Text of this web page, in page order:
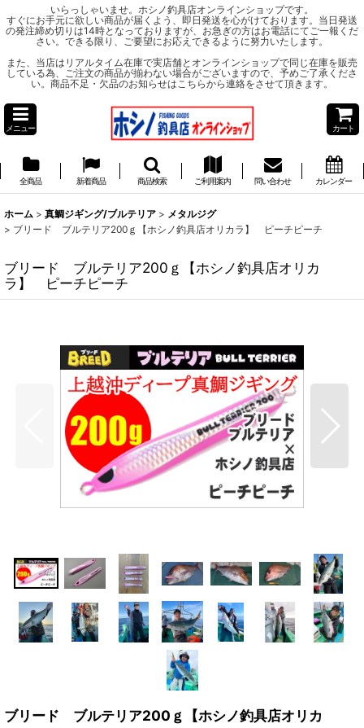
いらっしゃいませ。ホシノ釣具店オンラインショップです。
すぐにお手元に欲しい商品が届くよう、即日発送を心がけております。当日発送
の発注締め切りは14時となっておりますが、お急ぎの方はお電話にてご一報くだ
さい。できる限り、ご要望にお応えできるように努力いたします。
また、当店はリアルタイム在庫で実店舗とオンラインショップで同じ在庫を販売
している為、ご注文の商品が揃わない場合がございますので、予めご了承くださ
い。商品不足・欠品のお知らせはこちらから連絡をさせて頂きます。
メニュー カート
全商品 新着商品 商品検索 ご利用案内 問い合わせ カレンダー
ホーム > 真鯛ジギング/ブルテリア > メタルジグ
> ブリード ブルテリア200ｇ【ホシノ釣具店オリカラ】 ピーチピーチ
ブリード ブルテリア200ｇ【ホシノ釣具店オリカ
ラ】 ピーチピーチ
ブリード ブルテリア200ｇ【ホシノ釣具店オリカ